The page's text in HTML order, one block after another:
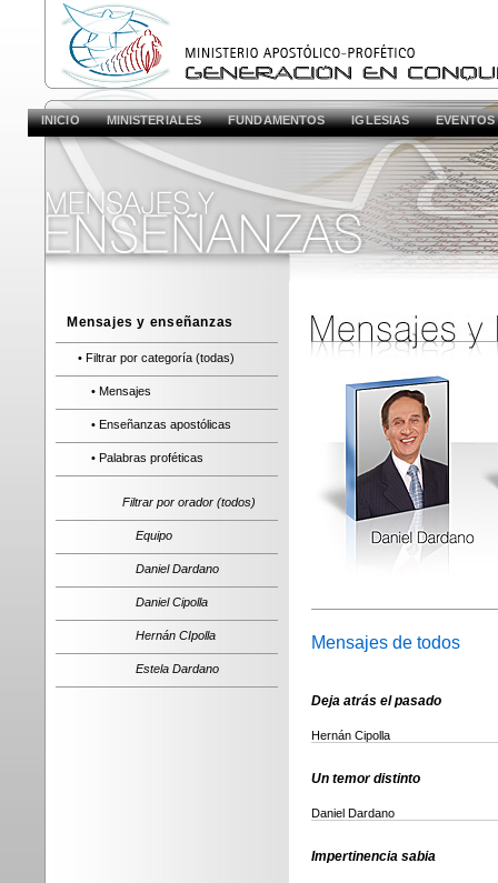
INICIO MINISTERIALES FUNDAMENTOS IGLESIAS EVENTOS
Mensajes y enseñanzas
• Filtrar por categoría (todas)
• Mensajes
• Enseñanzas apostólicas
• Palabras proféticas
Filtrar por orador (todos)
Equipo
Daniel Dardano
Daniel Cipolla
Hernán CIpolla
Estela Dardano
Mensajes de todos
Deja atrás el pasado
Hernán Cipolla
Un temor distinto
Daniel Dardano
Impertinencia sabia